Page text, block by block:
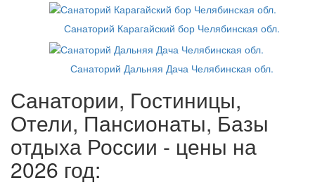
Санаторий Карагайский бор Челябинская обл.
Санаторий Дальняя Дача Челябинская обл.
Санатории, Гостиницы,
Отели, Пансионаты, Базы
отдыха России - цены на
2026 год: